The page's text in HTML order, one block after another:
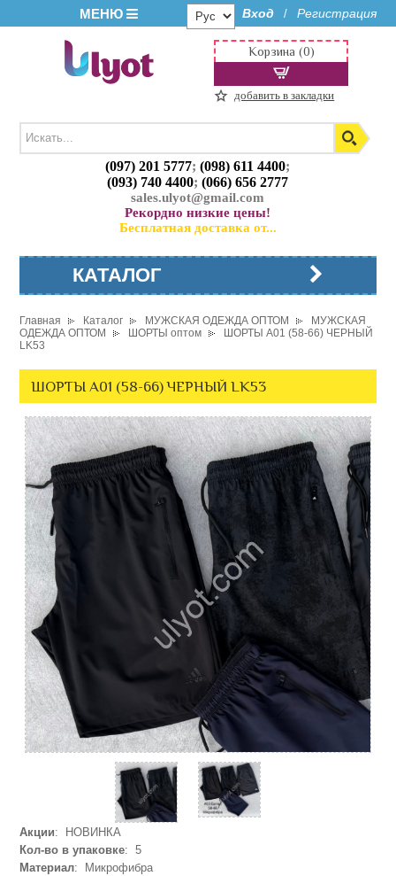
МЕНЮ Вход / Регистрация
(097) 201 5777;(098) 611 4400;
(093) 740 4400;(066) 656 2777
sales.ulyot@gmail.com
Рекордно низкие цены!
Бесплатная доставка от...
Корзина (0)
добавить в закладки
КАТАЛОГ
Главная Каталог МУЖСКАЯ ОДЕЖДА ОПТОМ
МУЖСКАЯ
ОДЕЖДА ОПТОМ
ШОРТЫ оптом
ШОРТЫ A01 (58-66) ЧЕРНЫЙ
LK53
ШОРТЫ A01 (58-66) ЧЕРНЫЙ LK53
Акции: НОВИНКА
Кол-во в упаковке: 5
Материал: Микрофибра